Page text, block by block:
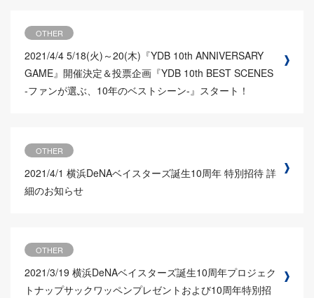
OTHER
2021/4/4 5/18(火)～20(木)『YDB 10th ANNIVERSARY
GAME』開催決定＆投票企画『YDB 10th BEST SCENES
-ファンが選ぶ、10年のベストシーン-』スタート！
OTHER
2021/4/1 横浜DeNAベイスターズ誕生10周年 特別招待 詳
細のお知らせ
OTHER
2021/3/19 横浜DeNAベイスターズ誕生10周年プロジェク
トナップサックワッペンプレゼントおよび10周年特別招